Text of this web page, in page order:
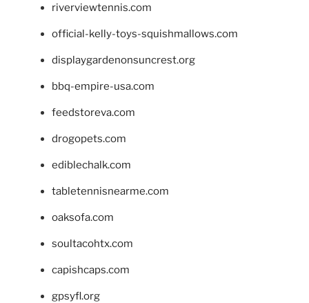
riverviewtennis.com
official-kelly-toys-squishmallows.com
displaygardenonsuncrest.org
bbq-empire-usa.com
feedstoreva.com
drogopets.com
ediblechalk.com
tabletennisnearme.com
oaksofa.com
soultacohtx.com
capishcaps.com
gpsyfl.org